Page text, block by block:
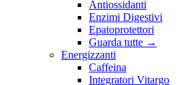
Antiossidanti
Enzimi Digestivi
Epatoprotettori
Guarda tutte →
Energizzanti
Caffeina
Integratori Vitargo